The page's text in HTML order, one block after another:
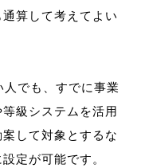
算して考えてよい
でも、すでに事業
級システムを活用
して対象とするな
定が可能です。